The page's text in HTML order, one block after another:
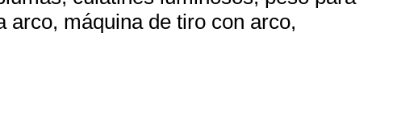
arco, máquina de tiro con arco,